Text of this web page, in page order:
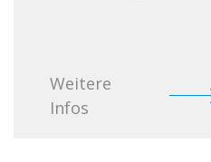
Weitere
Infos